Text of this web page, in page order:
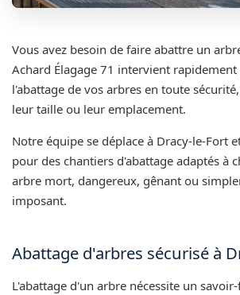
Vous avez besoin de faire abattre un
Achard Élagage 71 intervient
l'abattage de vos arbres en toute
leur taille ou leur emplacement.
Notre équipe se déplace à Dracy-le-Fort
pour des chantiers d'abattage adaptés à
arbre mort, dangereux, gênant ou
imposant.
Abattage d'arbres sécurisé à
L'abattage d'un arbre nécessite un